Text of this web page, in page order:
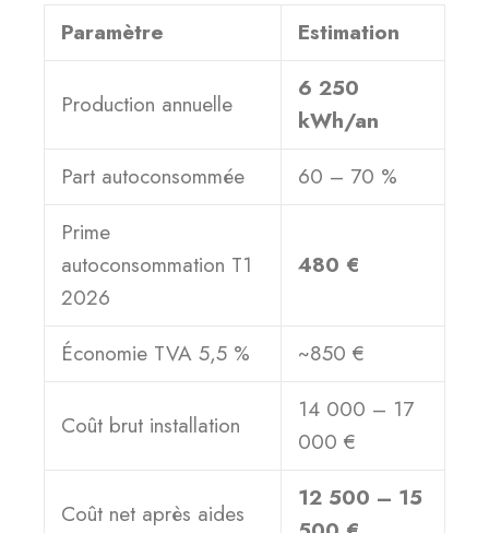
Paramètre Estimation
Production annuelle
6 250
kWh/an
Part autoconsommée
60 – 70 %
Prime
autoconsommation T1
2026
480 €
Économie TVA 5,5 % ~850 €
Coût brut installation
14 000 – 17
000 €
Coût net après aides
12 500 – 15